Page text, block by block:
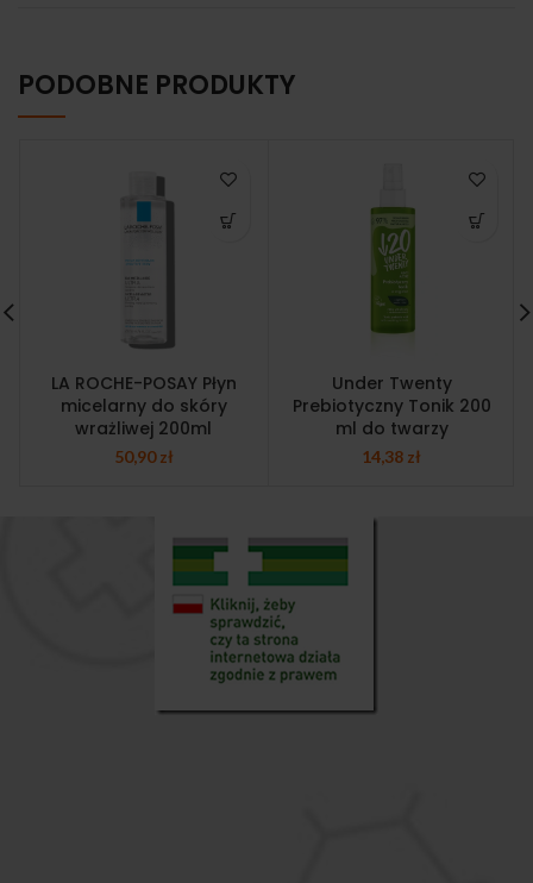
PODOBNE PRODUKTY
LA ROCHE-POSAY Płyn
micelarny do skóry
wrażliwej 200ml
50,90zł
Under Twenty
Prebiotyczny Tonik 200
ml do twarzy
14,38 zł